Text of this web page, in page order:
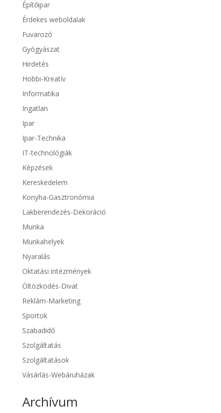
Építőipar
Érdekes weboldalak
Fuvarozó
Gyógyászat
Hirdetés
Hobbi-Kreatív
Informatika
Ingatlan
Ipar
Ipar-Technika
IT-technológiák
Képzések
Kereskedelem
Konyha-Gasztronómia
Lakberendezés-Dekoráció
Munka
Munkahelyek
Nyaralás
Oktatási intézmények
Öltözködés-Divat
Reklám-Marketing
Sportok
Szabadidő
Szolgáltatás
Szolgáltatások
Vásárlás-Webáruházak
Archívum